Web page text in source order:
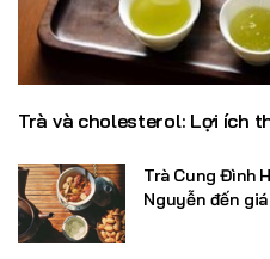
Trà và cholesterol: Lợi ích
Trà Cung Đình
Nguyễn đến